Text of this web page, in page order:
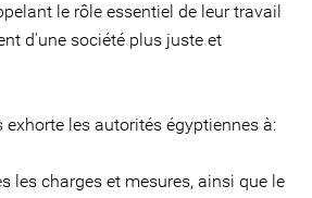
le rôle essentiel de leur travail
d'une société plus juste et
exhorte les autorités égyptiennes à:
les charges et mesures, ainsi que le